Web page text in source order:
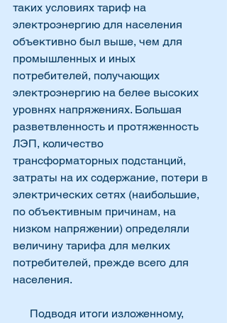
таких условиях тариф на
электроэнергию для населения
объективно был выше, чем для
промышленных и иных
потребителей, получающих
электроэнергию на белее высоких
уровнях напряжениях. Большая
разветвленность и протяженность
ЛЭП, количество
трансформаторных подстанций,
затраты на их содержание, потери в
электрических сетях (наибольшие,
по объективным причинам, на
низком напряжении) определяли
величину тарифа для мелких
потребителей, прежде всего для
населения.